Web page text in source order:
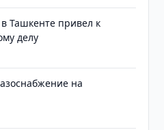
Ташкенте привел к
делу
на